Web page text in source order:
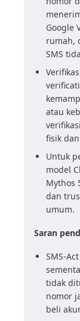
Google
rumah,
SMS
atau
fisik
Untuk
model
Mythos
dan
umum.
Saran
SMS-
tidak
nomor
beli